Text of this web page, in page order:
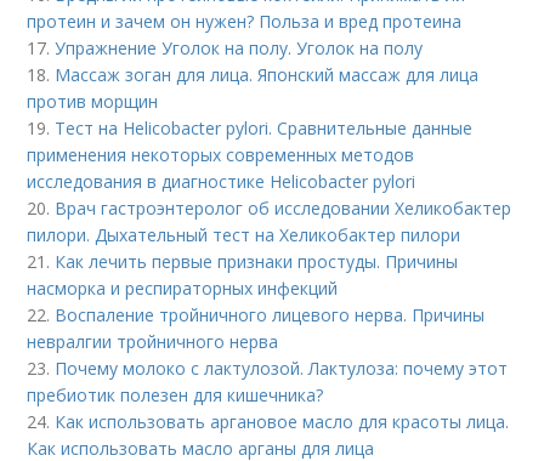
протеин и зачем он нужен? Польза и вред протеина
17.Упражнение Уголок на полу. Уголок на полу
18. Массаж зоган для лица. Японский массаж для лица
против морщин
19. Тест на Helicobacter pylori. Сравнительные данные
применения некоторых современных методов
исследования в диагностике Helicobacter pylori
20. Врач гастроэнтеролог об исследовании Хеликобактер
пилори. Дыхательный тест на Хеликобактер пилори
21. Как лечить первые признаки простуды. Причины
насморка и респираторных инфекций
22. Воспаление тройничного лицевого нерва. Причины
невралгии тройничного нерва
23. Почему молоко с лактулозой. Лактулоза: почему этот
пребиотик полезен для кишечника?
24. Как использовать аргановое масло для красоты лица.
Как использовать масло арганы для лица